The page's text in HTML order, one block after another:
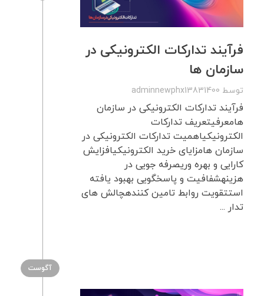
فرآیند تدارکات الکترونیکی در
سازمان ها
توسط adminnewphx13831400
فرآیند تدارکات الکترونیکی در سازمان
هامعرفیتعریف تدارکات
الکترونیکیاهمیت تدارکات الکترونیکی در
سازمان هامزایای خرید الکترونیکیافزایش
کارایی و بهره وریصرفه جویی در
هزینهشفافیت و پاسخگویی بهبود یافته
استتقویت روابط تامین کنندهچالش های
تدار ...
آگوست